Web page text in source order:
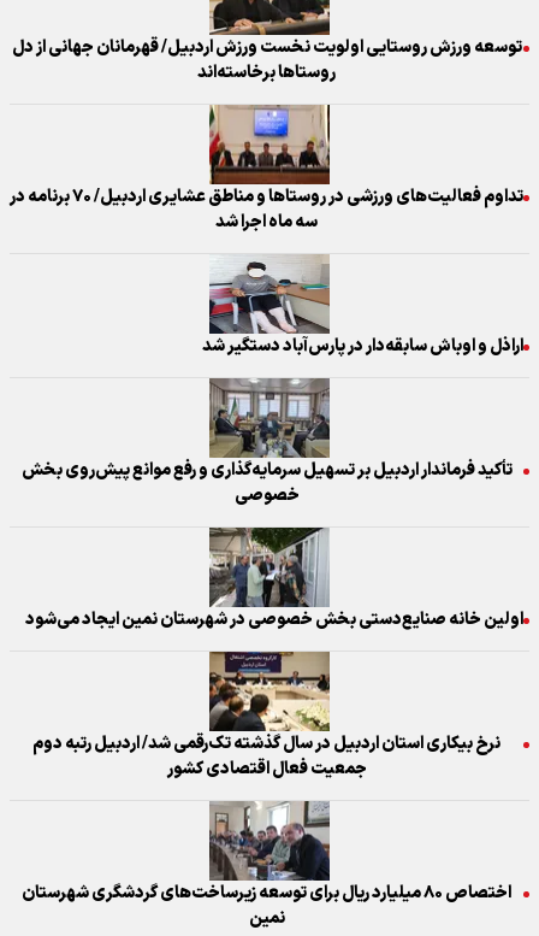
توسعه ورزش روستایی اولویت نخست ورزش اردبیل/ قهرمانان جهانی از دل
روستاها برخاسته‌اند
تداوم فعالیت‌های ورزشی در روستاها و مناطق عشایری اردبیل/ ۷۰ برنامه در
سه ماه اجرا شد
اراذل و اوباش سابقه‌دار در پارس‌آباد دستگیر شد
تأکید فرماندار اردبیل بر تسهیل سرمایه‌گذاری و رفع موانع پیش‌روی بخش
خصوصی
اولین خانه صنایع‌دستی بخش خصوصی در شهرستان نمین ایجاد می‌شود
نرخ بیکاری استان اردبیل در سال گذشته تک‌رقمی شد/ اردبیل رتبه دوم
جمعیت فعال اقتصادی کشور
اختصاص ۸۰ میلیارد ریال برای توسعه زیرساخت‌های گردشگری شهرستان
نمین